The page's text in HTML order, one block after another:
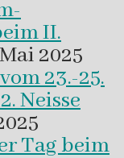
II.
2025
23.-25.
Neisse
Tag beim